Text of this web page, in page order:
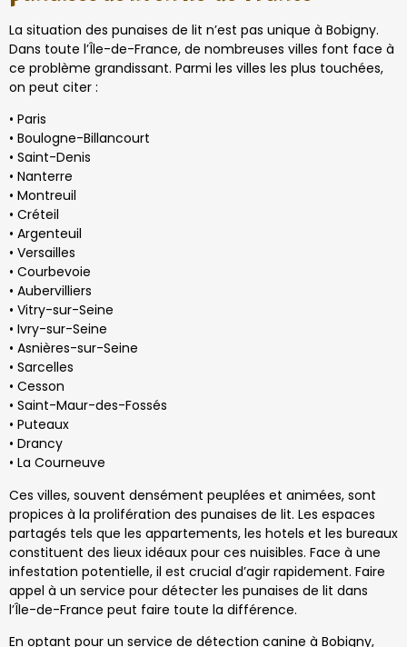
La situation des punaises de lit n’est pas unique à Bobigny.
Dans toute l’Île-de-France, de nombreuses villes font face à
ce problème grandissant. Parmi les villes les plus touchées,
on peut citer :
• Paris
• Boulogne-Billancourt
• Saint-Denis
• Nanterre
• Montreuil
• Créteil
• Argenteuil
• Versailles
• Courbevoie
• Aubervilliers
• Vitry-sur-Seine
• Ivry-sur-Seine
• Asnières-sur-Seine
• Sarcelles
• Cesson
• Saint-Maur-des-Fossés
• Puteaux
• Drancy
• La Courneuve
Ces villes, souvent densément peuplées et animées, sont
propices à la prolifération des punaises de lit. Les espaces
partagés tels que les appartements, les hotels et les bureaux
constituent des lieux idéaux pour ces nuisibles. Face à une
infestation potentielle, il est crucial d’agir rapidement. Faire
appel à un service pour détecter les punaises de lit dans
l’Île-de-France peut faire toute la différence.
En optant pour un service de détection canine à Bobigny,